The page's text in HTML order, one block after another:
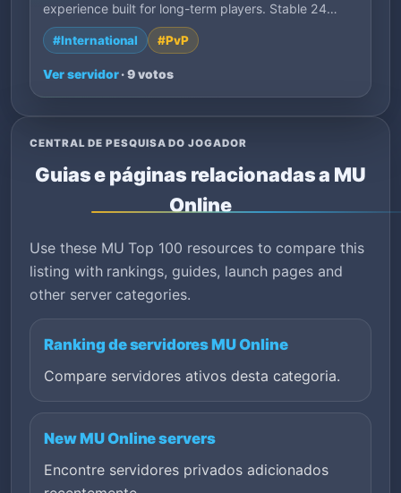
experience built for long-term players. Stable 24…
#International #PvP
Ver servidor· 9 votos
CENTRAL DE PESQUISA DO JOGADOR
Guias e páginas relacionadas a MU
Online
Use these MU Top 100 resources to compare this
listing with rankings, guides, launch pages and
other server categories.
Ranking de servidores MU Online
Compare servidores ativos desta categoria.
New MU Online servers
Encontre servidores privados adicionados